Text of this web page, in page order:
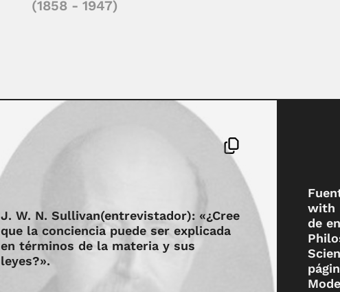
(1858 - 1947)
J. W. N. Sullivan(entrevistador): «¿Cree
que la conciencia puede ser explicada
en términos de la materia y sus
leyes?».
with
de